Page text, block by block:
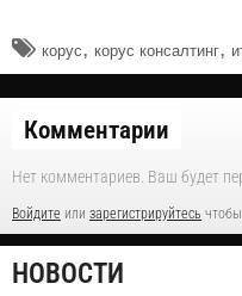
корус, корус консалтинг,
Комментарии
Нет комментариев. Ваш будет
Войдите или зарегистрируйтесь
НОВОСТИ